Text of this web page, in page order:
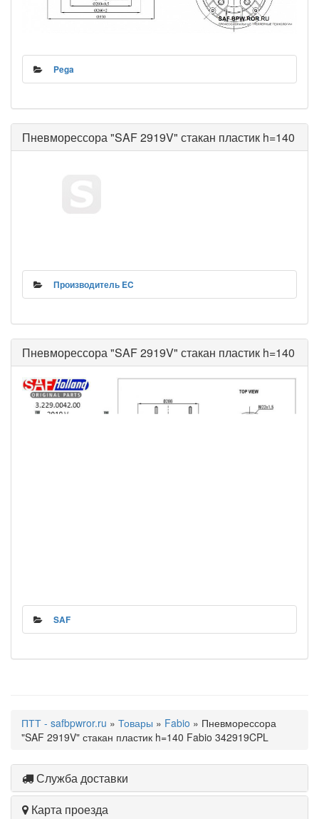
Pega
Пневморессора "SAF 2919V" стакан пластик h=140
Производитель EC
Пневморессора "SAF 2919V" стакан пластик h=140
SAF
ПТТ - safbpwror.ru » Товары » Fabio » Пневморессора
"SAF 2919V" стакан пластик h=140 Fabio 342919CPL
Служба доставки
Карта проезда